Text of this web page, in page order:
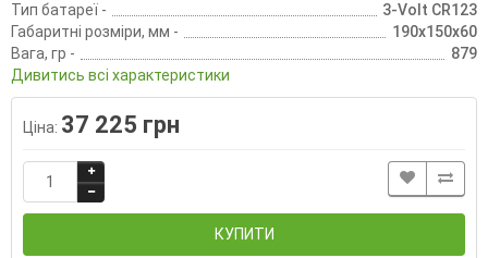
Тип батареї -
3-Volt CR123
Габаритні розміри, мм -
190x150x60
Вага, гр -
879
Дивитись всі характеристики
Ціна: 37 225 грн
КУПИТИ